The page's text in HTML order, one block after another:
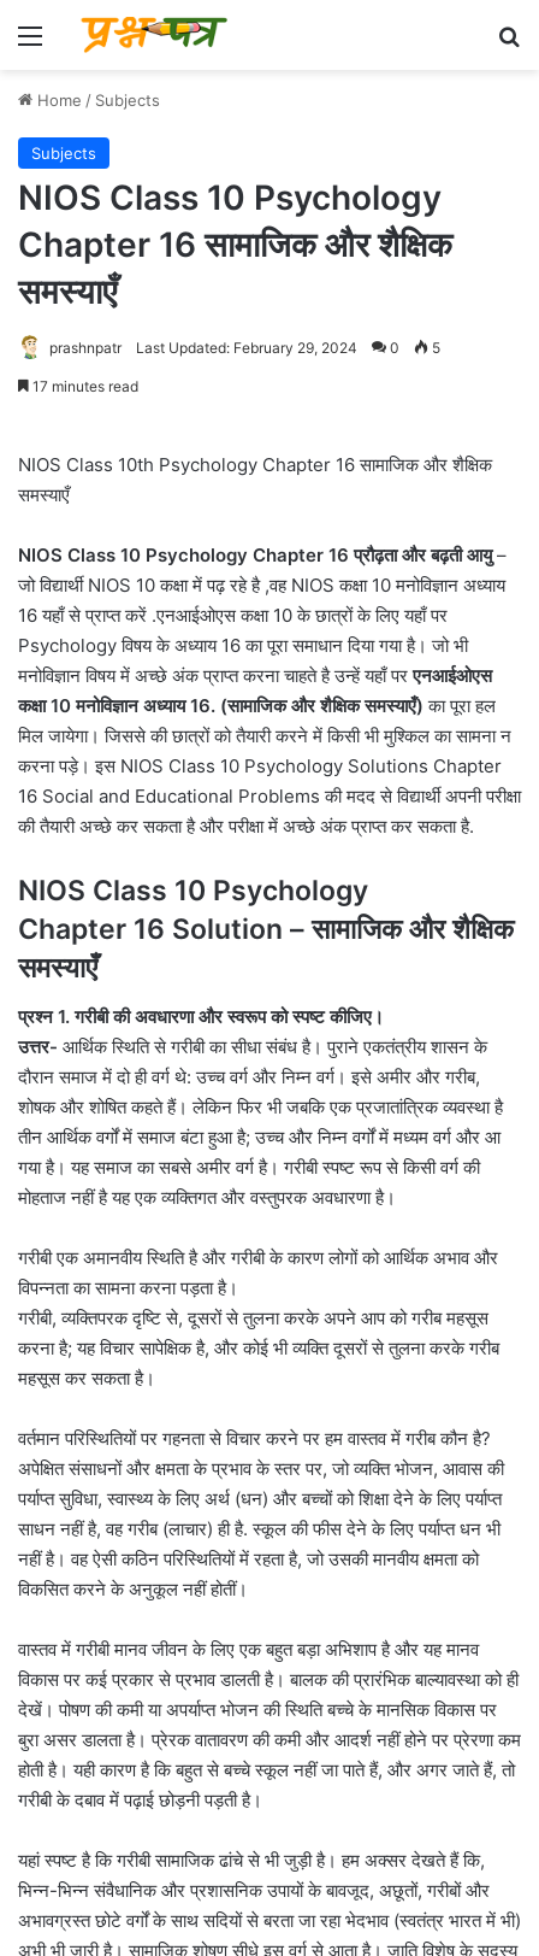
Menu
Home / Subjects
Subjects
NIOS Class 10 Psychology
Chapter 16 सामाजिक और शैक्षिक
समस्याएँ
prashnpatr Last Updated: February 29, 2024 0 5
17 minutes read
NIOS Class 10th Psychology Chapter 16 सामाजिक और शैक्षिक
समस्याएँ
NIOS Class 10 Psychology Chapter 16 प्रौढ़ता और बढ़ती आयु–
जो विद्यार्थी NIOS 10 कक्षा में पढ़ रहे है ,वह NIOS कक्षा 10 मनोविज्ञान अध्याय
16 यहाँ से प्राप्त करें .एनआईओएस कक्षा 10 के छात्रों के लिए यहाँ पर
Psychology विषय के अध्याय 16 का पूरा समाधान दिया गया है। जो भी
मनोविज्ञान विषय में अच्छे अंक प्राप्त करना चाहते है उन्हें यहाँ परएनआईओएस
कक्षा 10 मनोविज्ञान अध्याय 16. (सामाजिक और शैक्षिक समस्याएँ)का पूरा हल
मिल जायेगा। जिससे की छात्रों को तैयारी करने में किसी भी मुश्किल का सामना न
करना पड़े। इस NIOS Class 10 Psychology Solutions Chapter
16 Social and Educational Problems की मदद से विद्यार्थी अपनी परीक्षा
की तैयारी अच्छे कर सकता है और परीक्षा में अच्छे अंक प्राप्त कर सकता है.
NIOS Class 10 Psychology
Chapter 16 Solution – सामाजिक और शैक्षिक
समस्याएँ
प्रश्न 1. गरीबी की अवधारणा और स्वरूप को स्पष्ट कीजिए।
उत्तर- आर्थिक स्थिति से गरीबी का सीधा संबंध है। पुराने एकतंत्रीय शासन के
दौरान समाज में दो ही वर्ग थे: उच्च वर्ग और निम्न वर्ग। इसे अमीर और गरीब,
शोषक और शोषित कहते हैं। लेकिन फिर भी जबकि एक प्रजातांत्रिक व्यवस्था है
तीन आर्थिक वर्गों में समाज बंटा हुआ है; उच्च और निम्न वर्गों में मध्यम वर्ग और आ
गया है। यह समाज का सबसे अमीर वर्ग है। गरीबी स्पष्ट रूप से किसी वर्ग की
मोहताज नहीं है यह एक व्यक्तिगत और वस्तुपरक अवधारणा है।
गरीबी एक अमानवीय स्थिति है और गरीबी के कारण लोगों को आर्थिक अभाव और
विपन्नता का सामना करना पड़ता है।
गरीबी, व्यक्तिपरक दृष्टि से, दूसरों से तुलना करके अपने आप को गरीब महसूस
करना है; यह विचार सापेक्षिक है, और कोई भी व्यक्ति दूसरों से तुलना करके गरीब
महसूस कर सकता है।
वर्तमान परिस्थितियों पर गहनता से विचार करने पर हम वास्तव में गरीब कौन है?
अपेक्षित संसाधनों और क्षमता के प्रभाव के स्तर पर, जो व्यक्ति भोजन, आवास की
पर्याप्त सुविधा, स्वास्थ्य के लिए अर्थ (धन) और बच्चों को शिक्षा देने के लिए पर्याप्त
साधन नहीं है, वह गरीब (लाचार) ही है. स्कूल की फीस देने के लिए पर्याप्त धन भी
नहीं है। वह ऐसी कठिन परिस्थितियों में रहता है, जो उसकी मानवीय क्षमता को
विकसित करने के अनुकूल नहीं होतीं।
वास्तव में गरीबी मानव जीवन के लिए एक बहुत बड़ा अभिशाप है और यह मानव
विकास पर कई प्रकार से प्रभाव डालती है। बालक की प्रारंभिक बाल्यावस्था को ही
देखें। पोषण की कमी या अपर्याप्त भोजन की स्थिति बच्चे के मानसिक विकास पर
बुरा असर डालता है। प्रेरक वातावरण की कमी और आदर्श नहीं होने पर प्रेरणा कम
होती है। यही कारण है कि बहुत से बच्चे स्कूल नहीं जा पाते हैं, और अगर जाते हैं, तो
गरीबी के दबाव में पढ़ाई छोड़नी पड़ती है।
यहां स्पष्ट है कि गरीबी सामाजिक ढांचे से भी जुड़ी है। हम अक्सर देखते हैं कि,
भिन्न-भिन्न संवैधानिक और प्रशासनिक उपायों के बावजूद, अछूतों, गरीबों और
अभावग्रस्त छोटे वर्गों के साथ सदियों से बरता जा रहा भेदभाव (स्वतंत्र भारत में भी)
अभी भी जारी है। सामाजिक शोषण सीधे इस वर्ग से आता है। जाति विशेष के सदस्य